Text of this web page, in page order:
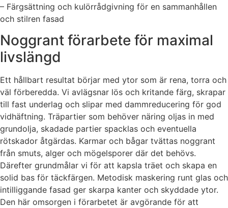
– Färgsättning och kulörrådgivning för en sammanhållen
och stilren fasad
Noggrant förarbete för maximal
livslängd
Ett hållbart resultat börjar med ytor som är rena, torra och
väl förberedda. Vi avlägsnar lös och kritande färg, skrapar
till fast underlag och slipar med dammreducering för god
vidhäftning. Träpartier som behöver näring oljas in med
grundolja, skadade partier spacklas och eventuella
rötskador åtgärdas. Karmar och bågar tvättas noggrant
från smuts, alger och mögelsporer där det behövs.
Därefter grundmålar vi för att kapsla träet och skapa en
solid bas för täckfärgen. Metodisk maskering runt glas och
intilliggande fasad ger skarpa kanter och skyddade ytor.
Den här omsorgen i förarbetet är avgörande för att